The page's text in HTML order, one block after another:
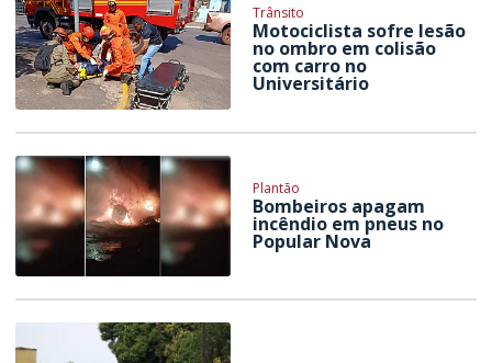
Trânsito
Motociclista sofre lesão
no ombro em colisão
com carro no
Universitário
Plantão
Bombeiros apagam
incêndio em pneus no
Popular Nova